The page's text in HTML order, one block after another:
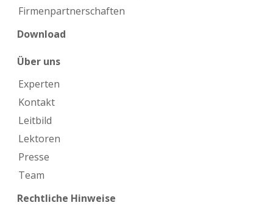
Firmen­partnerschaften
Download
Über uns
Experten
Kontakt
Leitbild
Lektoren
Presse
Team
Rechtliche Hinweise